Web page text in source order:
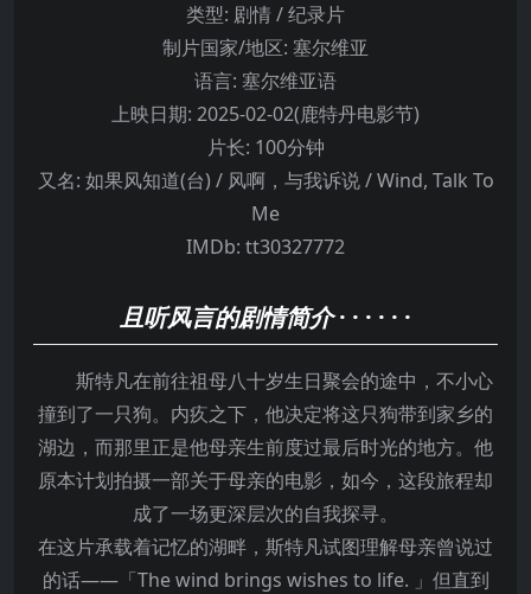
类型: 剧情 / 纪录片
制片国家/地区: 塞尔维亚
语言: 塞尔维亚语
上映日期: 2025-02-02(鹿特丹电影节)
片长: 100分钟
又名: 如果风知道(台) / 风啊，与我诉说 / Wind, Talk To
Me
IMDb: tt30327772
且听风言的剧情简介· · · · · ·
斯特凡在前往祖母八十岁生日聚会的途中，不小心
撞到了一只狗。内疚之下，他决定将这只狗带到家乡的
湖边，而那里正是他母亲生前度过最后时光的地方。他
原本计划拍摄一部关于母亲的电影，如今，这段旅程却
成了一场更深层次的自我探寻。
在这片承载着记忆的湖畔，斯特凡试图理解母亲曾说过
的话——「The wind brings wishes to life. 」但直到